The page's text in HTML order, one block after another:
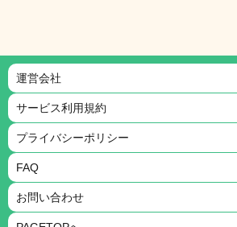
運営会社
サービス利用規約
プライバシーポリシー
FAQ
お問い合わせ